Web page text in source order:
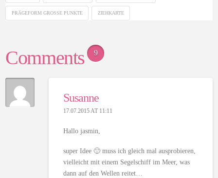
PRÄGEFORM GROSSE PUNKTE ZIEHKARTE
Comments 9
Susanne
17.07.2015 AT 11:11
Hallo jasmin,
super Idee 🙂 muss ich gleich mal ausprobieren,
vielleicht mit einem Segelschiff im Meer, was
dann auf den Wellen reitet…